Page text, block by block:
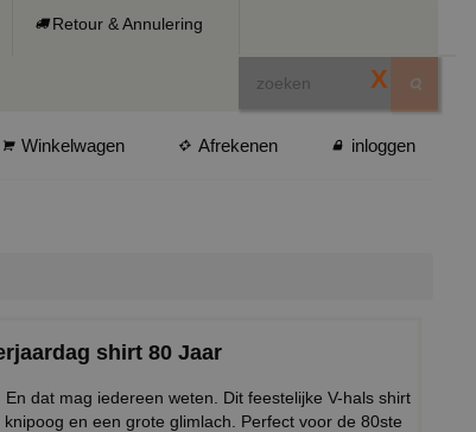
Retour & Annulering
X
Winkelwagen Afrekenen inloggen
shirt 80 Jaar
dat mag iedereen weten. Dit feestelijke V-hals shirt
en een grote glimlach. Perfect voor de 80ste